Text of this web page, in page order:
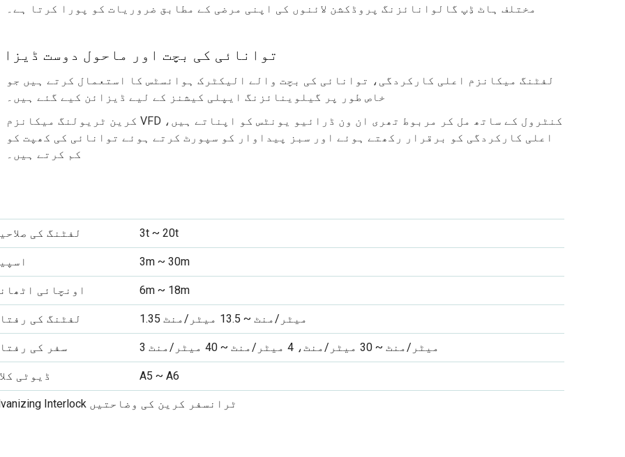
مختلف ہاٹ ڈِپ گالوانائزنگ پروڈکشن لائنوں کی اپنی مرضی کے مطابق ضروریات کو پورا کرتا ہے۔
توانائی کی بچت اور ماحول دوست
لفٹنگ میکانزم اعلی کارکردگی، توانائی کی بچت والے الیکٹرک ہوائسٹس کا استعمال کرتے ہیں جو
خاص طور پر گیلوینائزنگ ایپلی کیشنز کے لیے ڈیزائن کیے گئے ہیں۔
کرین ٹریولنگ میکانزم VFD کنٹرول کے ساتھ مل کر مربوط تھری ان ون ڈرائیو یونٹس کو اپناتے ہیں،
اعلی کارکردگی کو برقرار رکھتے ہوئے اور سبز پیداوار کو سپورٹ کرتے ہوئے توانائی کی کھپت کو
کم کرتے ہیں۔
لفٹنگ کی
3t ~ 20t
3m ~ 30m
اونچائی
6m ~ 18m
لفٹنگ کی
1.35 میٹر/منٹ ~ 13.5 میٹر/منٹ
سفر کی
3 میٹر/منٹ ~ 30 میٹر/منٹ، 4 میٹر/منٹ ~ 40 میٹر/منٹ
ڈیوٹی
A5 ~ A6
Galvanizing Interlock ٹرانسفر کرین کی وضاحتیں